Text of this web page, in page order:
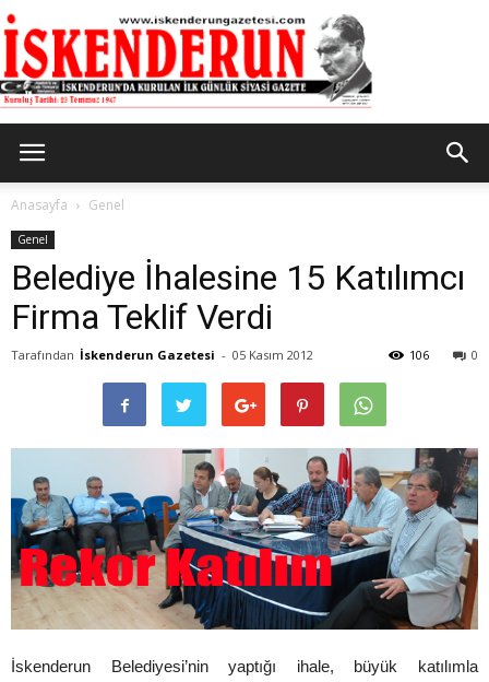
Gazetesi
Anasayfa Genel
Genel
Belediye İhalesine 15 Katılımcı
Firma Teklif Verdi
Tarafından İskenderun Gazetesi - 05 Kasım 2012 0
106
İskenderun Belediyesi’nin yaptığı ihale, büyük katılımla